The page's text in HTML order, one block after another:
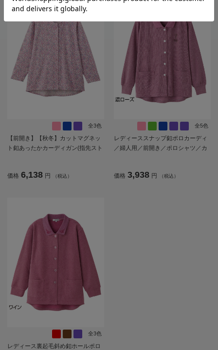
全3色
【前開き】【秋冬】カットマグネッ
ト釦あったかカーディガン(指先スト
出かけ／ギフト／プレゼント【CF】
価格 6,138 円 （税込）
全5色
レディーススナップ釦ポロカーディ
／婦人用／前開き／ポロシャツ／カ
価格 3,938 円 （税込）
全3色
レディース裏起毛斜め釦ホールポロ